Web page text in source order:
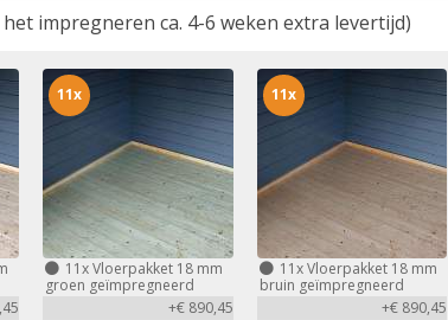
impregneren ca. 4-6 weken extra levertijd)
11xVloerpakket 18 mm
groen geïmpregneerd
+€ 890,45
11x
11xVloerpakket 18 mm
bruin geïmpregneerd
+€ 890,45
11x